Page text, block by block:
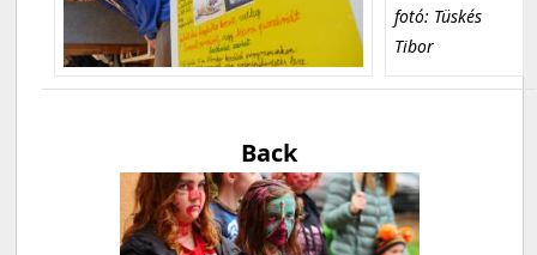
fotó: Tüskés
Tibor
Back